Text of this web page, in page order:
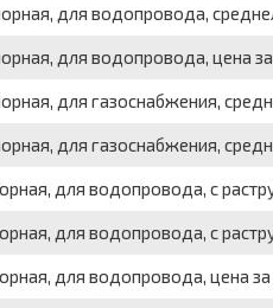
для водопровода,
для водопровода, цена
для газоснабжения,
для газоснабжения,
для водопровода, с
для водопровода, с
для водопровода, цена